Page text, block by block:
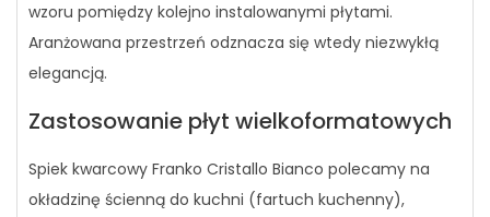
wzoru pomiędzy kolejno instalowanymi płytami.
Aranżowana przestrzeń odznacza się wtedy niezwykłą
elegancją.
Zastosowanie płyt wielkoformatowych
Spiek kwarcowy Franko Cristallo Bianco polecamy na
okładzinę ścienną do kuchni (fartuch kuchenny),